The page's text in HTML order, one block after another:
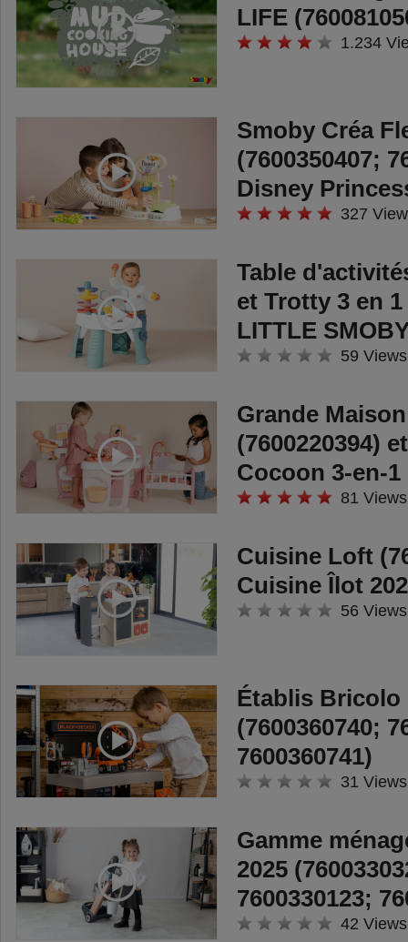
LIFE
1.234
Smoby Créa
(7600350407;
Disney
327
Table
et Trotty 3 en 1
LITTLE
59 Views
Grande
(7600220394)
Cocoon 3-en-1
81 Views
Cuisine Loft
Cuisine Îlot
56 Views
Établis Bricolo
(7600360740;
7600360741)
31 Views
Gamme
2025
7600330123;
42 Views